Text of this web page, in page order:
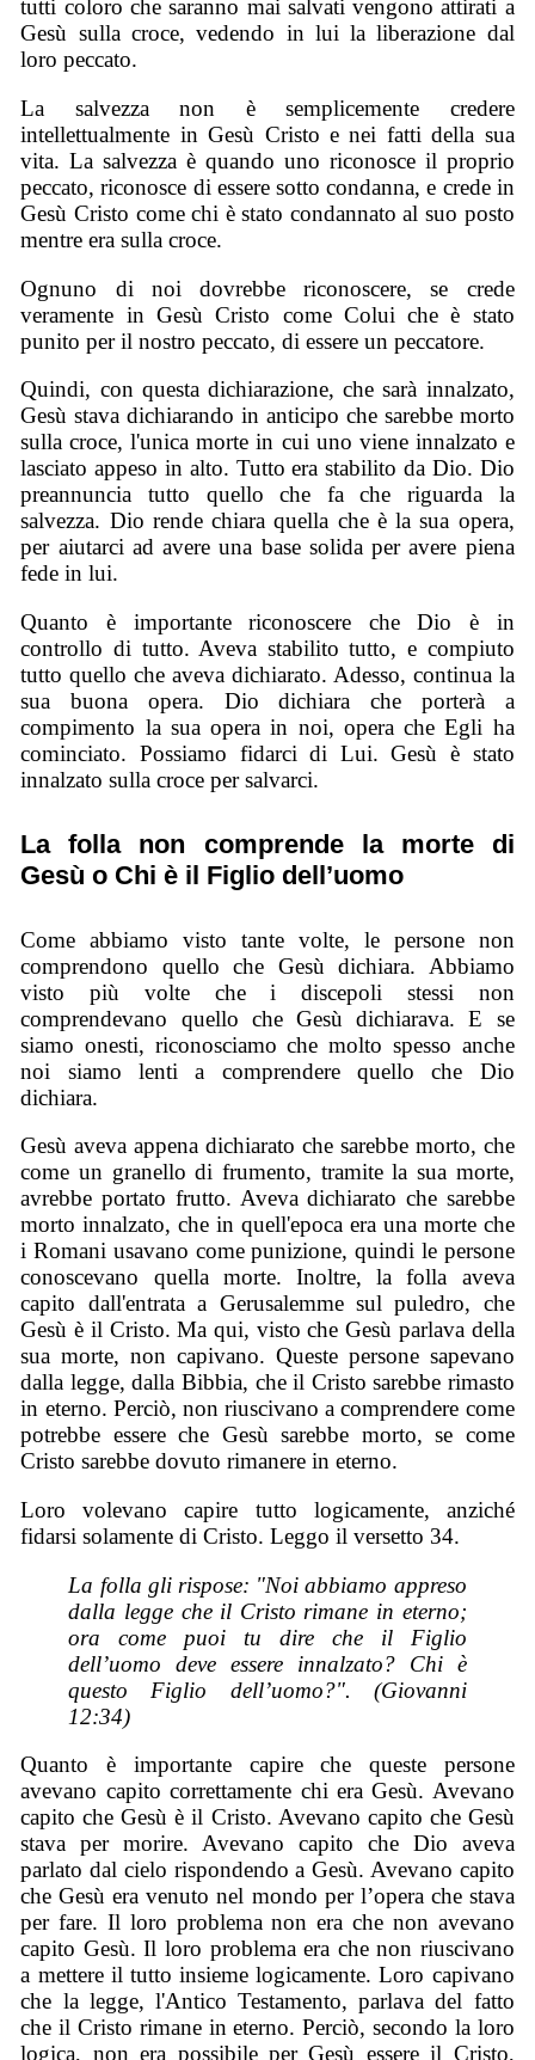
tutti coloro che saranno mai salvati vengono attirati a
Gesù sulla croce, vedendo in lui la liberazione dal
loro peccato.
La salvezza non è semplicemente credere
intellettualmente in Gesù Cristo e nei fatti della sua
vita. La salvezza è quando uno riconosce il proprio
peccato, riconosce di essere sotto condanna, e crede in
Gesù Cristo come chi è stato condannato al suo posto
mentre era sulla croce.
Ognuno di noi dovrebbe riconoscere, se crede
veramente in Gesù Cristo come Colui che è stato
punito per il nostro peccato, di essere un peccatore.
Quindi, con questa dichiarazione, che sarà innalzato,
Gesù stava dichiarando in anticipo che sarebbe morto
sulla croce, l'unica morte in cui uno viene innalzato e
lasciato appeso in alto. Tutto era stabilito da Dio. Dio
preannuncia tutto quello che fa che riguarda la
salvezza. Dio rende chiara quella che è la sua opera,
per aiutarci ad avere una base solida per avere piena
fede in lui.
Quanto è importante riconoscere che Dio è in
controllo di tutto. Aveva stabilito tutto, e compiuto
tutto quello che aveva dichiarato. Adesso, continua la
sua buona opera. Dio dichiara che porterà a
compimento la sua opera in noi, opera che Egli ha
cominciato. Possiamo fidarci di Lui. Gesù è stato
innalzato sulla croce per salvarci.
La folla non comprende la morte di
Gesù o Chi è il Figlio dell’uomo
Come abbiamo visto tante volte, le persone non
comprendono quello che Gesù dichiara. Abbiamo
visto più volte che i discepoli stessi non
comprendevano quello che Gesù dichiarava. E se
siamo onesti, riconosciamo che molto spesso anche
noi siamo lenti a comprendere quello che Dio
dichiara.
Gesù aveva appena dichiarato che sarebbe morto, che
come un granello di frumento, tramite la sua morte,
avrebbe portato frutto. Aveva dichiarato che sarebbe
morto innalzato, che in quell'epoca era una morte che
i Romani usavano come punizione, quindi le persone
conoscevano quella morte. Inoltre, la folla aveva
capito dall'entrata a Gerusalemme sul puledro, che
Gesù è il Cristo. Ma qui, visto che Gesù parlava della
sua morte, non capivano. Queste persone sapevano
dalla legge, dalla Bibbia, che il Cristo sarebbe rimasto
in eterno. Perciò, non riuscivano a comprendere come
potrebbe essere che Gesù sarebbe morto, se come
Cristo sarebbe dovuto rimanere in eterno.
Loro volevano capire tutto logicamente, anziché
fidarsi solamente di Cristo. Leggo il versetto 34.
La folla gli rispose: "Noi abbiamo appreso
dalla legge che il Cristo rimane in eterno;
ora come puoi tu dire che il Figlio
dell’uomo deve essere innalzato? Chi è
questo Figlio dell’uomo?". (Giovanni
12:34)
Quanto è importante capire che queste persone
avevano capito correttamente chi era Gesù. Avevano
capito che Gesù è il Cristo. Avevano capito che Gesù
stava per morire. Avevano capito che Dio aveva
parlato dal cielo rispondendo a Gesù. Avevano capito
che Gesù era venuto nel mondo per l’opera che stava
per fare. Il loro problema non era che non avevano
capito Gesù. Il loro problema era che non riuscivano
a mettere il tutto insieme logicamente. Loro capivano
che la legge, l'Antico Testamento, parlava del fatto
che il Cristo rimane in eterno. Perciò, secondo la loro
logica, non era possibile per Gesù essere il Cristo,